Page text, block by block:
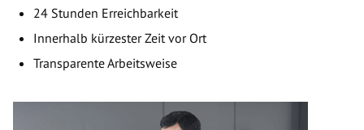
24 Stunden Erreichbarkeit
Innerhalb kürzester Zeit vor Ort
Transparente Arbeitsweise